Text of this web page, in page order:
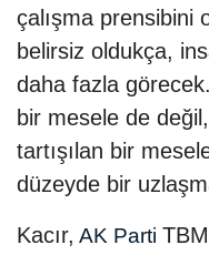
çalışma prensibini
belirsiz oldukça,
daha fazla
bir mesele de
tartışılan bir
düzeyde bir
Kacır, AK Parti